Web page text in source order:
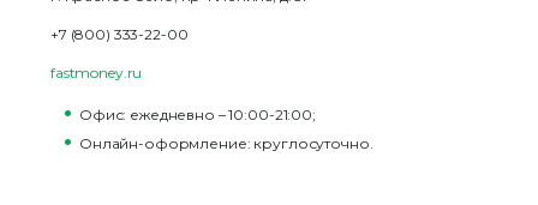
+7 (800) 333-22-00
fastmoney.ru
Офис: ежедневно – 10:00-21:00;
Онлайн-оформление: круглосуточно.